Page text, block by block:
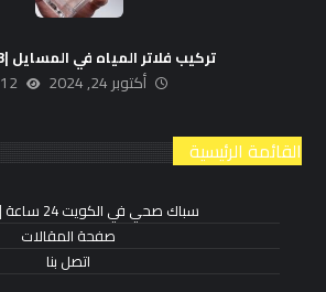
تركيب فلاتر المياه في المسايل |55521593
أكتوبر 24, 2024 12
القائمة الرئيسية
سباك صحي في الكويت 24 ساعة |55521593
صفحة المقالات
اتصل بنا